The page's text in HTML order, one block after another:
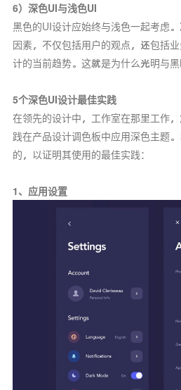
6）深色UI与浅色UI
黑色的UI设计应始终与浅色一起考虑
因素，不仅包括用户的观点，还包括
计的当前趋势。这就是为什么光明与黑
5个深色UI设计最佳实践
在领先的设计中，工作室在那里工作
践在产品设计调色板中应用深色主题
的，以证明其使用的最佳实践：
1、应用设置